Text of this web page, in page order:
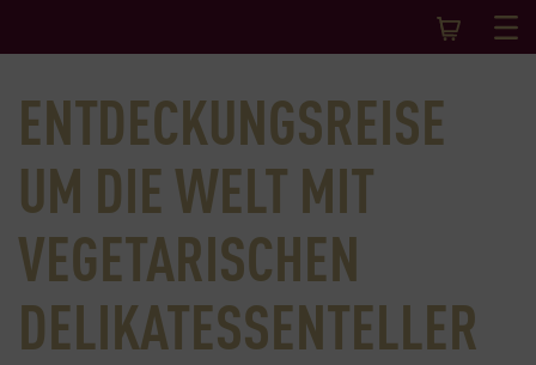
ENTDECKUNGSREISE
UM DIE WELT MIT
VEGETARISCHEN
DELIKATESSENTELLER